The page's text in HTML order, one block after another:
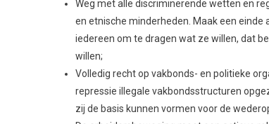
wijken en werkplekken en voor de
De massademonstraties zijn enorm en
economische fundamenten van het
werpen en de staatsinstellingen en de
Bouw multi-etnische
werk te beschermen tegen de aanvallen
Er is nood aan een oproep aan de lagere